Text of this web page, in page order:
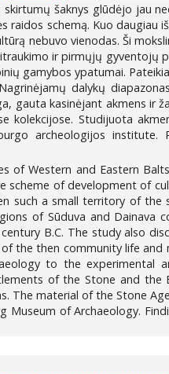
šaknys glūdėjo jau
raidos schemą. Kuo
nebuvo vienodas. Ši
ir pirmųjų gyventojų
gamybos ypatumai.
dalykų
gauta kasinėjant akmens ir
kolekcijose. Studijuota
archeologijos institute.
of Western and Eastern
scheme of development of
such a small territory of
of Sūduva and Dainava
B.C. The study also
the then community life
to the experimental
of the Stone and the
The material of the Stone
Museum of Archaeology.